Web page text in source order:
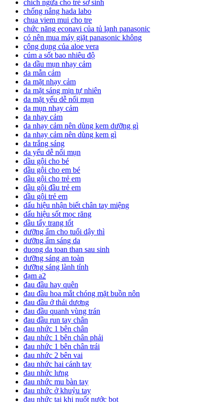
chích ngừa cho trẻ sơ sinh
chống nắng hada labo
chua viem mui cho tre
chức năng econavi của tủ lạnh panasonic
có nên mua máy giặt panasonic không
công dụng của aloe vera
cúm a sốt bao nhiêu độ
da dầu mụn nhạy cảm
da mẫn cảm
da mặt nhạy cảm
da mặt sáng mịn tự nhiên
da mặt yếu dễ nổi mụn
da mụn nhạy cảm
da nhạy cảm
da nhạy cảm nên dùng kem dưỡng gì
da nhạy cảm nên dùng kem gì
da trắng sáng
da yếu dễ nổi mụn
dầu gội cho bé
dầu gội cho em bé
dầu gội cho trẻ em
dầu gội đầu trẻ em
dầu gội trẻ em
dấu hiệu nhận biết chân tay miệng
dấu hiệu sốt mọc răng
dầu tẩy trang tốt
dưỡng ẩm cho tuổi dậy thì
dưỡng ẩm sáng da
duong da toan than sau sinh
dưỡng sáng an toàn
dưỡng sáng lành tính
đạm a2
đau đầu hay quên
đau đầu hoa mắt chóng mặt buồn nôn
đau đầu ở thái dương
đau đầu quanh vùng trán
đau đầu run tay chân
đau nhức 1 bên chân
đau nhức 1 bên chân phải
đau nhức 1 bên chân trái
đau nhức 2 bên vai
đau nhức hai cánh tay
đau nhức lưng
đau nhức mu bàn tay
đau nhức ở khuỷu tay
đau nhức tai khi nuốt nước bọt